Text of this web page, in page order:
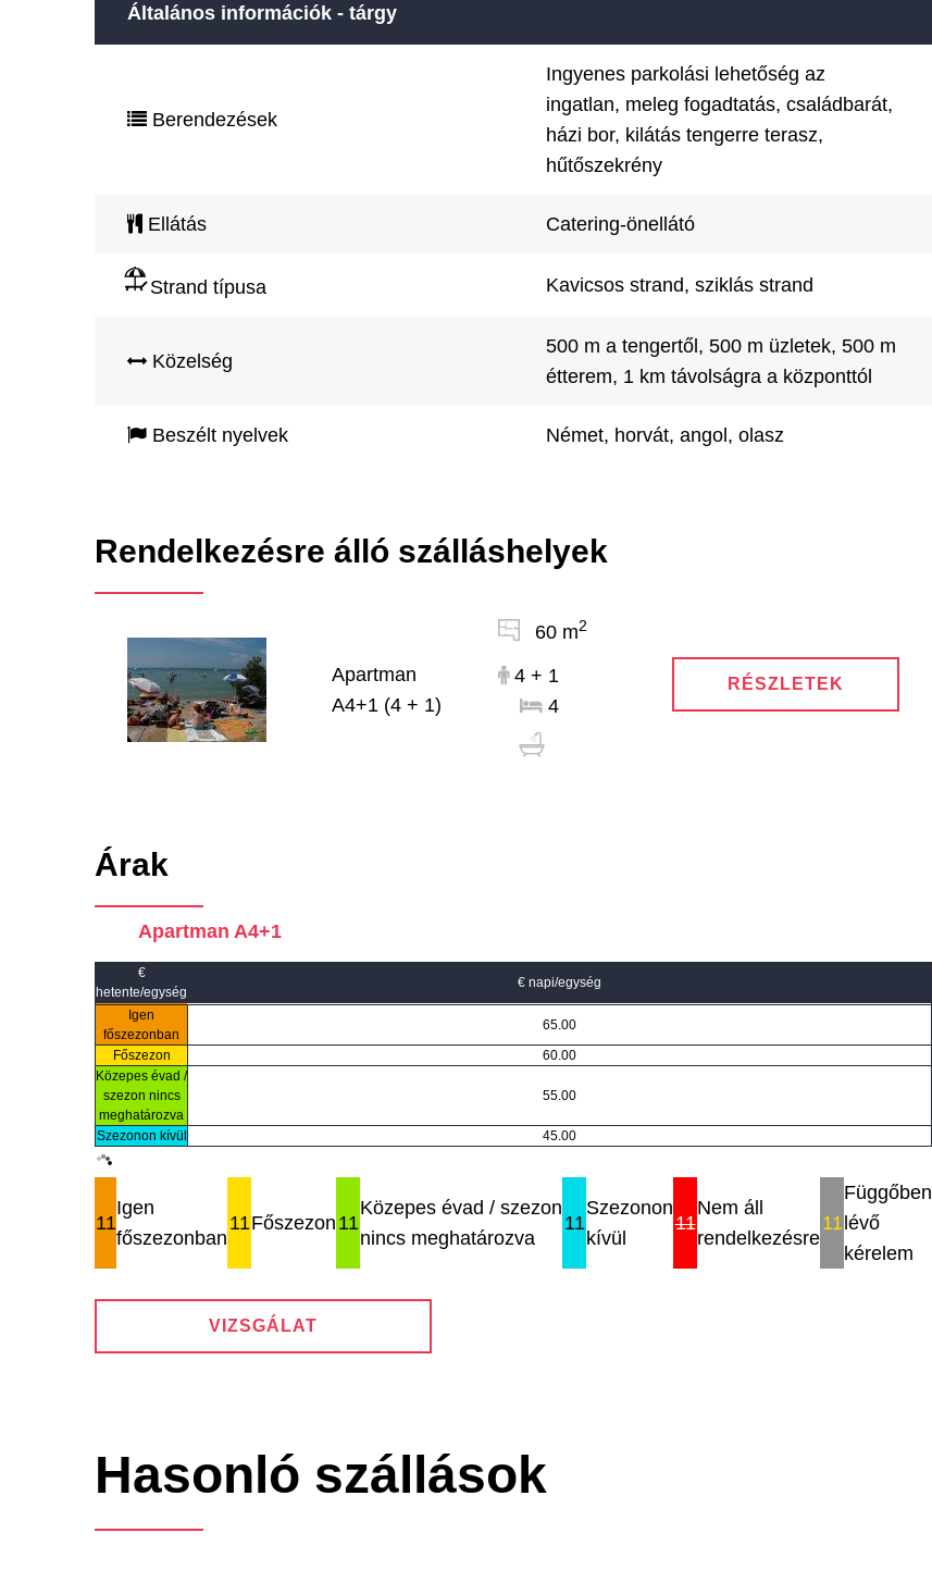
Általános információk - tárgy
Berendezések
Ingyenes parkolási lehetőség az
ingatlan, meleg fogadtatás, családbarát,
házi bor, kilátás tengerre terasz,
hűtőszekrény
Ellátás Catering-önellátó
Strand típusa Kavicsos strand, sziklás strand
Közelség
500 m a tengertől, 500 m üzletek, 500 m
étterem, 1 km távolságra a központtól
Beszélt nyelvek Német, horvát, angol, olasz
Rendelkezésre álló szálláshelyek
Apartman
A4+1 (4 + 1)
60 m2
4 + 1
4
RÉSZLETEK
Árak
Apartman A4+1
€
hetente/egység
€ napi/egység
Igen
főszezonban
65.00
Főszezon
60.00
Közepes évad /
szezon nincs
meghatározva
55.00
Szezonon kívül 45.00
11
Igen
főszezonban
11Főszezon 11
Közepes évad / szezon
nincs meghatározva
11
Szezonon
kívül
11
Nem áll
rendelkezésre
11
Függőben
lévő
kérelem
VIZSGÁLAT
Hasonló szállások